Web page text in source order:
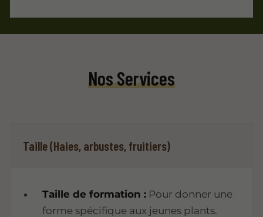
Nos Services
Taille (Haies, arbustes, fruitiers)
Taille de formation : Pour donner une
forme spécifique aux jeunes plants.